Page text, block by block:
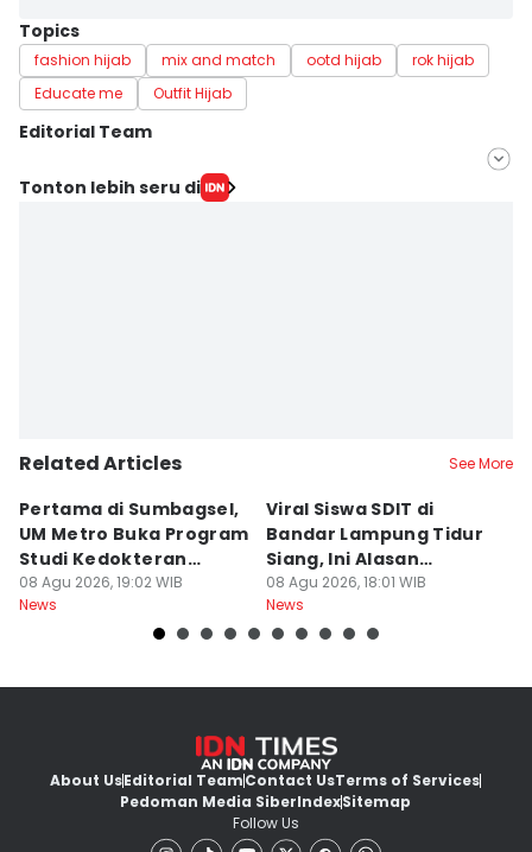
Topics
fashion hijab mix and match ootd hijab
rok hijab
Educate me
Outfit Hijab
Editorial Team
Editor
Tonton lebih seru di
Related Articles See More
Pertama di Sumbagsel,
UM Metro Buka Program
Studi Kedokteran
Hewan
08 Agu 2026, 19:02 WIB
News
Viral Siswa SDIT di
Bandar Lampung Tidur
Siang, Ini Alasan
Sekolah
08 Agu 2026, 18:01 WIB
News
About UsEditorial TeamContact UsTerms of Services
Pedoman Media SiberIndexSitemap
Follow Us